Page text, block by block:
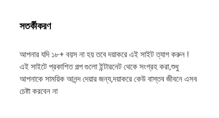
সতর্কীকরণ
আপনার যদি ১৮+ বয়স না হয় তবে দয়াকরে এই সাইট ত্যাগ করুন !
এই সাইটে প্রকাশিত গল্প গুলো ইন্টারনেট থেকে সংগ্রহ করা,শুধু
আপনাকে সাময়িক আনন্দ দেয়ার জন্য,দয়াকরে কেউ বাস্তব জীবনে এসব
চেষ্টা করবেন না